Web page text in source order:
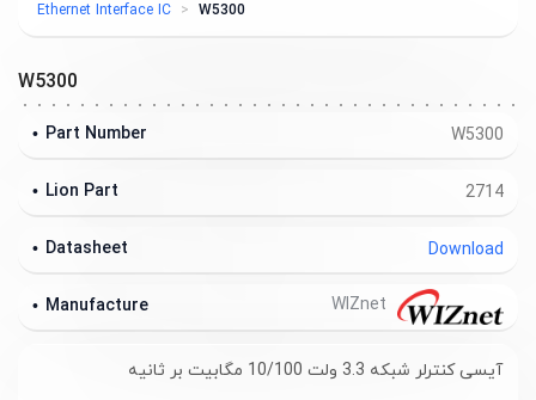
Ethernet Interface IC
W5300
W5300
W5300
Part Number
2714
Lion Part
Download
Datasheet
Manufacture
آیسی کنترلر شبکه 3.3 ولت 10/100 مگابیت بر ثانیه